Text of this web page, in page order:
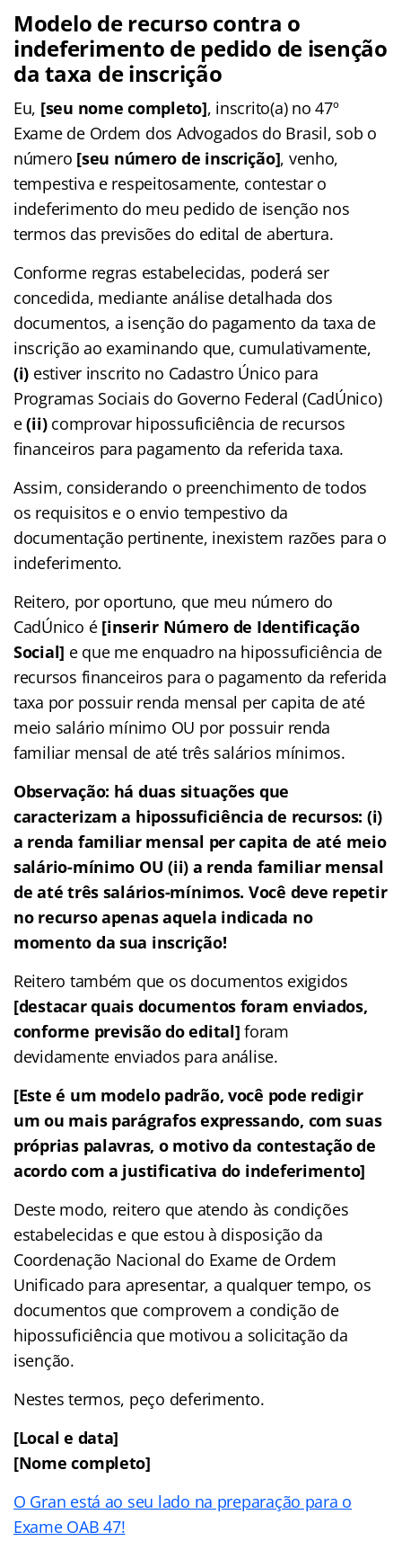
Modelo de recurso contra o
indeferimento de pedido de isenção
da taxa de inscrição
Eu, [seu nome completo], inscrito(a) no 47º
Exame de Ordem dos Advogados do Brasil, sob o
número [seu número de inscrição], venho,
tempestiva e respeitosamente, contestar o
indeferimento do meu pedido de isenção nos
termos das previsões do edital de abertura.
Conforme regras estabelecidas, poderá ser
concedida, mediante análise detalhada dos
documentos, a isenção do pagamento da taxa de
inscrição ao examinando que, cumulativamente,
(i) estiver inscrito no Cadastro Único para
Programas Sociais do Governo Federal (CadÚnico)
e(ii)comprovar hipossuficiência de recursos
financeiros para pagamento da referida taxa.
Assim, considerando o preenchimento de todos
os requisitos e o envio tempestivo da
documentação pertinente, inexistem razões para o
indeferimento.
Reitero, por oportuno, que meu número do
CadÚnico é[inserir Número de Identificação
Social] e que me enquadro na hipossuficiência de
recursos financeiros para o pagamento da referida
taxa por possuir renda mensal per capita de até
meio salário mínimo OU por possuir renda
familiar mensal de até três salários mínimos.
Observação: há duas situações que
caracterizam a hipossuficiência de recursos: (i)
a renda familiar mensal per capita de até meio
salário-mínimo OU (ii) a renda familiar mensal
de até três salários-mínimos. Você deve repetir
no recurso apenas aquela indicada no
momento da sua inscrição!
Reitero também que os documentos exigidos
[destacar quais documentos foram enviados,
conforme previsão do edital]foram
devidamente enviados para análise.
[Este é um modelo padrão, você pode redigir
um ou mais parágrafos expressando, com suas
próprias palavras, o motivo da contestação de
acordo com a justificativa do indeferimento]
Deste modo, reitero que atendo às condições
estabelecidas e que estou à disposição da
Coordenação Nacional do Exame de Ordem
Unificado para apresentar, a qualquer tempo, os
documentos que comprovem a condição de
hipossuficiência que motivou a solicitação da
isenção.
Nestes termos, peço deferimento.
[Local e data]
[Nome completo]
O Gran está ao seu lado na preparação para o
Exame OAB 47!